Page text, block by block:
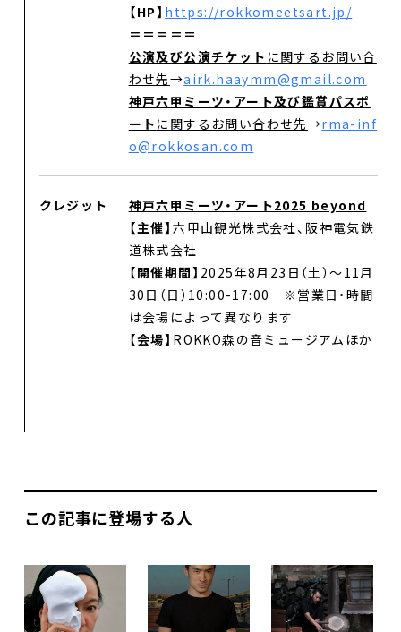
【HP】 https://rokkomeetsart.jp/
＝＝＝＝＝
公演及び公演チケット に関するお問い合
わせ先→airk.haaymm@gmail.com
神戸六甲ミーツ・アート及び鑑賞パスポ
ート に関するお問い合わせ先→rma-inf
o@rokkosan.com
クレジット
神戸六甲ミーツ・アート2025 beyond
【主催】六甲山観光株式会社、阪神電気鉄
道株式会社
【開催期間】 2025年8月23日（土）～11月
30日（日）10:00-17:00
※営業日・時間
は会場によって異なります
【会場】 ROKKO森の音ミュージアムほか
この記事に登場する人